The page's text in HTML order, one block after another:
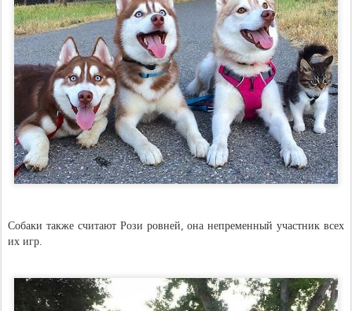
Собаки также считают Рози ровней, она непременный участник всех
их игр.